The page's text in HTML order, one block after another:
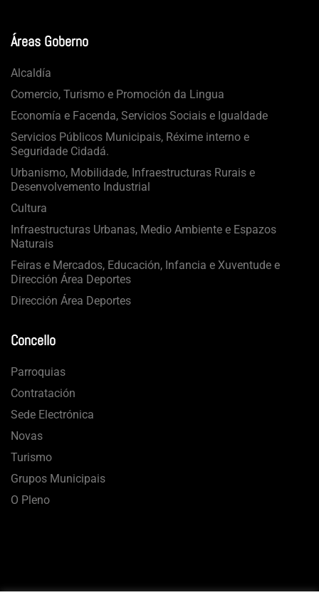
Áreas Goberno
Alcaldía
Comercio, Turismo e Promoción da Lingua
Economía e Facenda, Servicios Sociais e Igualdade
Servicios Públicos Municipais, Réxime interno e
Seguridade Cidadá.
Urbanismo, Mobilidade, Infraestructuras Rurais e
Desenvolvemento Industrial
Cultura
Infraestructuras Urbanas, Medio Ambiente e Espazos
Naturais
Feiras e Mercados, Educación, Infancia e Xuventude e
Dirección Área Deportes
Dirección Área Deportes
Concello
Parroquias
Contratación
Sede Electrónica
Novas
Turismo
Grupos Municipais
O Pleno